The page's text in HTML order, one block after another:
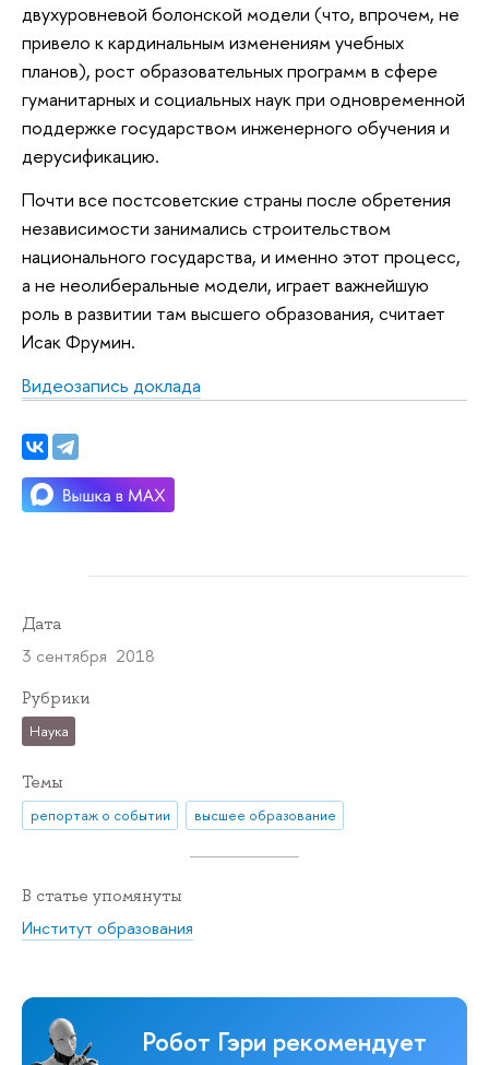
двухуровневой болонской модели (что, впрочем, не
привело к кардинальным изменениям учебных
планов), рост образовательных программ в сфере
гуманитарных и социальных наук при одновременной
поддержке государством инженерного обучения и
дерусификацию.
Почти все постсоветские страны после обретения
независимости занимались строительством
национального государства, и именно этот процесс,
а не неолиберальные модели, играет важнейшую
роль в развитии там высшего образования, считает
Исак Фрумин.
Видеозапись доклада
Дата
3 сентября 2018
Рубрики
Наука
Темы
репортаж о событии высшее образование
В статье упомянуты
Институт образования
Робот Гэри рекомендует